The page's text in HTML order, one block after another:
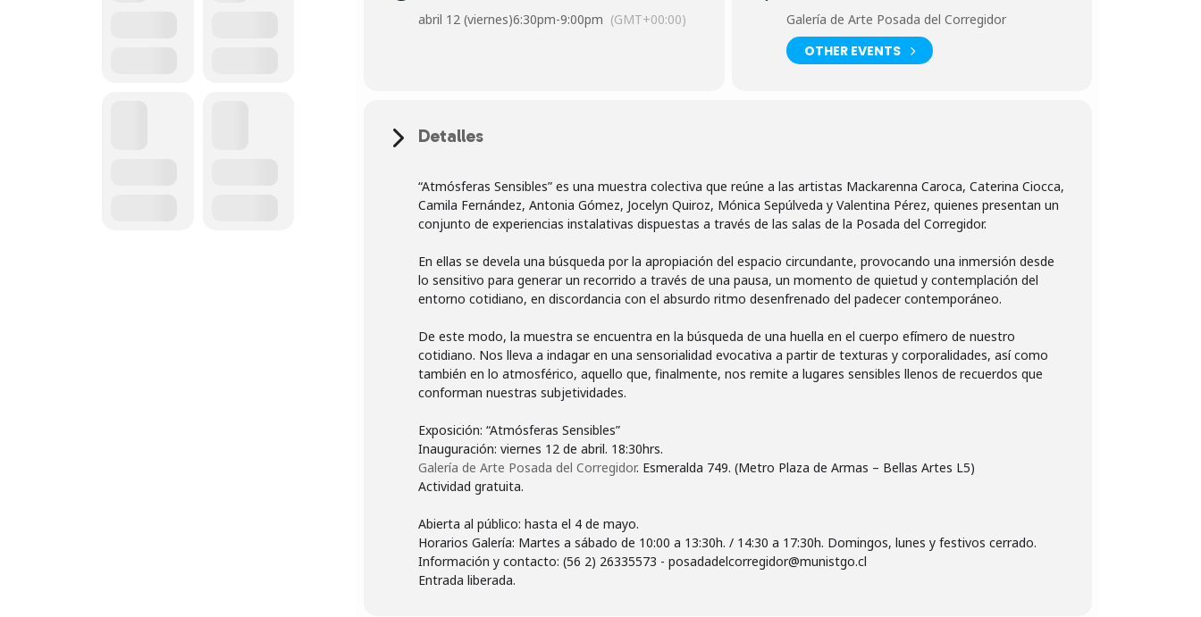
abril 12 (viernes)6:30pm-9:00pm (GMT+00:00) Galería de Arte Posada del Corregidor
OTHER EVENTS
Detalles
“Atmósferas Sensibles” es una muestra colectiva que reúne a las artistas Mackarenna Caroca, Caterina Ciocca,
Camila Fernández, Antonia Gómez, Jocelyn Quiroz, Mónica Sepúlveda y Valentina Pérez, quienes presentan un
conjunto de experiencias instalativas dispuestas a través de las salas de la Posada del Corregidor.
En ellas se devela una búsqueda por la apropiación del espacio circundante, provocando una inmersión desde
lo sensitivo para generar un recorrido a través de una pausa, un momento de quietud y contemplación del
entorno cotidiano, en discordancia con el absurdo ritmo desenfrenado del padecer contemporáneo.
De este modo, la muestra se encuentra en la búsqueda de una huella en el cuerpo efímero de nuestro
cotidiano. Nos lleva a indagar en una sensorialidad evocativa a partir de texturas y corporalidades, así como
también en lo atmosférico, aquello que, finalmente, nos remite a lugares sensibles llenos de recuerdos que
conforman nuestras subjetividades.
Exposición: “Atmósferas Sensibles”
Galería de Arte Posada del Corregidor. Esmeralda 749. (Metro Plaza de Armas – Bellas Artes L5)
Actividad gratuita.
Abierta al público: hasta el 4 de mayo.
Horarios Galería: Martes a sábado de 10:00 a 13:30h. / 14:30 a 17:30h. Domingos, lunes y festivos cerrado.
Información y contacto: (56 2) 26335573 - posadadelcorregidor@munistgo.cl
Entrada liberada.